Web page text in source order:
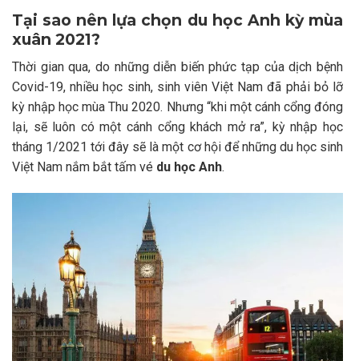
Tại sao nên lựa chọn du học Anh kỳ mùa
xuân 2021?
Thời gian qua, do những diễn biến phức tạp của dịch bệnh
Covid-19, nhiều học sinh, sinh viên Việt Nam đã phải bỏ lỡ
kỳ nhập học mùa Thu 2020. Nhưng “khi một cánh cổng đóng
lại, sẽ luôn có một cánh cổng khách mở ra”, kỳ nhập học
tháng 1/2021 tới đây sẽ là một cơ hội để những du học sinh
Việt Nam nắm bắt tấm vé du học Anh.